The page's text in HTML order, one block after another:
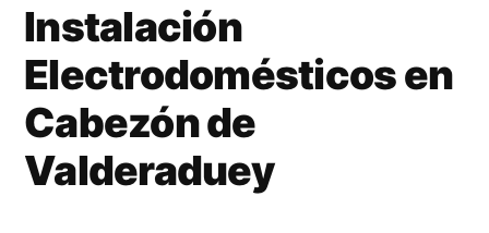
Instalación
Electrodomésticos en
Cabezón de
Valderaduey